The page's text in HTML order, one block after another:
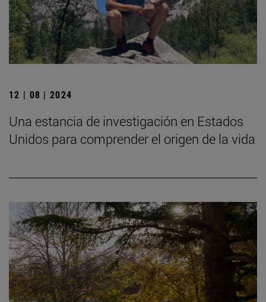
12 | 08 | 2024
Una estancia de investigación en Estados
Unidos para comprender el origen de la vida